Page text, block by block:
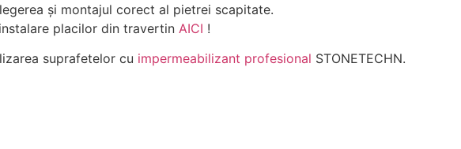
și montajul corect al pietrei scapitate.
placilor din travertin AICI !
suprafetelor cu impermeabilizant profesional STONETECHN.